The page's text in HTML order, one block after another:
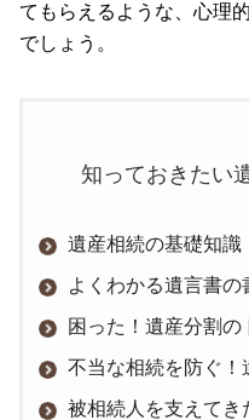
てもらえるような、心理
でしょう。
知っておきたい
遺産相続の基礎知識
よくわかる遺言書の
困った！遺産分割の
不当な相続を防ぐ！
被相続人を支えてき